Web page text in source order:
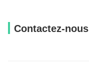
Contactez-nous